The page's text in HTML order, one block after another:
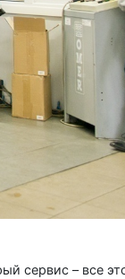
сервис – все